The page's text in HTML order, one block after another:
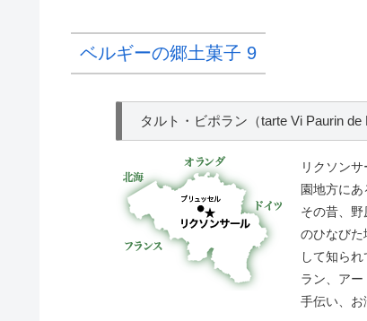
ベルギーの郷土菓子 9
タルト・ビポラン（tarte Vi Paurin de
リクソン
園地方に
その昔、
のひなびた
して知ら
ラン、ア
手伝い、お